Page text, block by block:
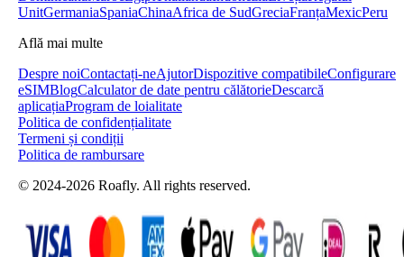
UnitGermaniaSpaniaChinaAfrica de SudGreciaFranțaMexicPeru
Află mai multe
Despre noiContactați-neAjutorDispozitive compatibileConfigurare
eSIMBlogCalculator de date pentru călătorieDescarcă
aplicațiaProgram de loialitate
Politica de confidențialitate
Termeni și condiții
Politica de rambursare
© 2024-2026 Roafly. All rights reserved.